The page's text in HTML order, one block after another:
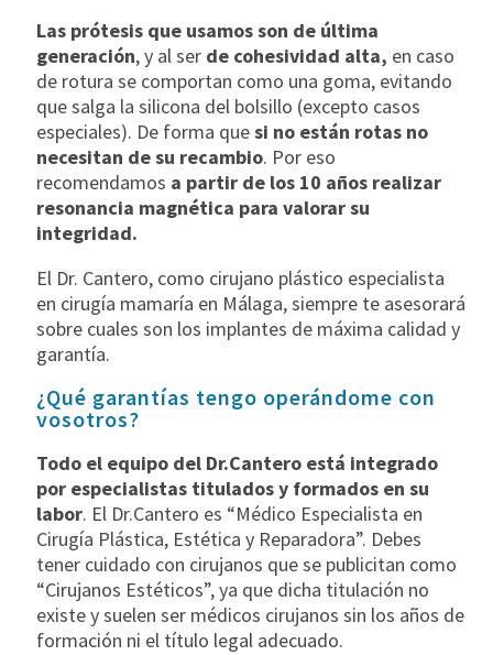
Las prótesis que usamos son de última
generación, y al ser de cohesividad alta, en caso
de rotura se comportan como una goma, evitando
que salga la silicona del bolsillo (excepto casos
especiales). De forma quesi no están rotas no
necesitan de su recambio. Por eso
recomendamos a partir de los 10 años realizar
resonancia magnética para valorar su
integridad.
El Dr. Cantero, como cirujano plástico especialista
en cirugía mamaría en Málaga, siempre te asesorará
sobre cuales son los implantes de máxima calidad y
garantía.
¿Qué garantías tengo operándome con
vosotros?
Todo el equipo del Dr.Cantero está integrado
por especialistas titulados y formados en su
labor. El Dr.Cantero es “Médico Especialista en
Cirugía Plástica, Estética y Reparadora”. Debes
tener cuidado con cirujanos que se publicitan como
“Cirujanos Estéticos”, ya que dicha titulación no
existe y suelen ser médicos cirujanos sin los años de
formación ni el título legal adecuado.